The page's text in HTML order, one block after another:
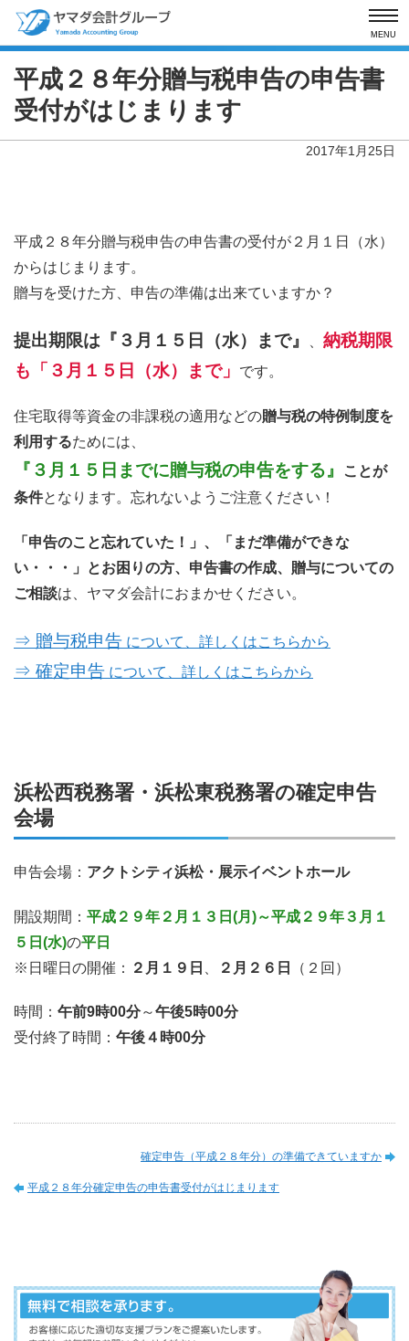
MENU
平成２８年分贈与税申告の申告書
受付がはじまります
2017年1月25日
平成２８年分贈与税申告の申告書の受付が２月１日（水）
からはじまります。
贈与を受けた方、申告の準備は出来ていますか？
提出期限は『３月１５日（水）まで』
納税期限
も「３月１５日（水）まで」
です。
住宅取得等資金の非課税の適用などの贈与税の特例制度を
利用するためには、
『３月１５日までに贈与税の申告をする』
ことが
条件となります。忘れないようご注意ください！
「申告のこと忘れていた！」、「まだ準備ができな
い・・・」とお困りの方、申告書の作成、贈与についての
ご相談は、ヤマダ会計におまかせください。
⇒ 贈与税申告 について、詳しくはこちらから
⇒ 確定申告 について、詳しくはこちらから
浜松西税務署・浜松東税務署の確定申告
会場
申告会場： アクトシティ浜松・展示イベントホール
開設期間： 平成２９年２月１３日(月)～平成２９年３月１
５日(水)の平日
※日曜日の開催：
２月１９日 ２月２６日 （２回）
時間： 午前9時00分～午後5時00分
受付終了時間： 午後４時00分
確定申告（平成２８年分）の準備できていますか
平成２８年分確定申告の申告書受付がはじまります